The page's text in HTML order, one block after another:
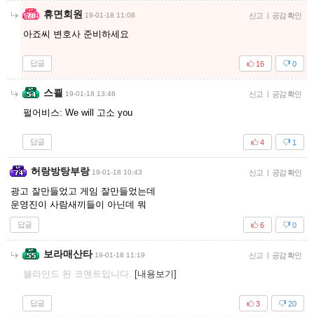
휴면회원 19-01-18 11:08 신고 | 공감 확인
아죠씨 변호사 준비하세요
답글 0
16
스쾰 19-01-18 13:46 신고 | 공감 확인
펄어비스: We will 고소 you
답글 1
4
허랑방탕부랑 19-01-18 10:43 신고 | 공감 확인
광고 잘만들었고 게임 잘만들었는데
운영진이 사람새끼들이 아닌데 뭐
답글 0
6
보라매산타 19-01-18 11:19 신고 | 공감 확인
블라인드 된 코멘트입니다. [내용보기]
답글 20
3